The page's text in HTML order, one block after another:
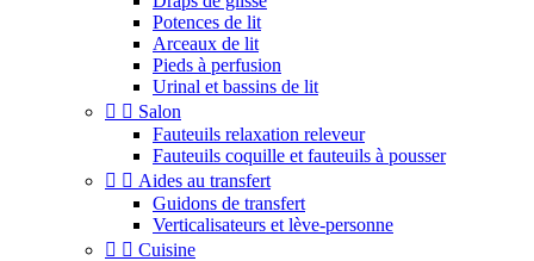
Potences de lit
Arceaux de lit
Pieds à perfusion
Urinal et bassins de lit
  Salon
Fauteuils relaxation releveur
Fauteuils coquille et fauteuils à pousser
  Aides au transfert
Guidons de transfert
Verticalisateurs et lève-personne
  Cuisine